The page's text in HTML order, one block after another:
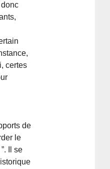
certes
de
le
Il se